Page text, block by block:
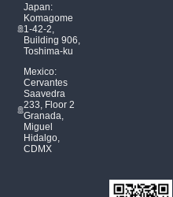
Japan:
Komagome
1-42-2,
Building 906,
Toshima-ku
Mexico:
Cervantes
Saavedra
233, Floor 2
Granada,
Miguel
Hidalgo,
CDMX